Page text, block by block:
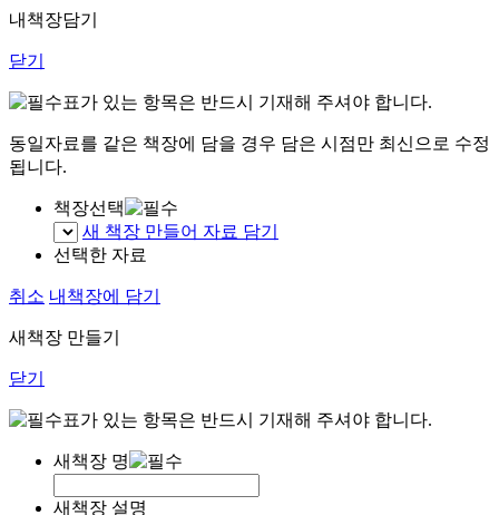
내책장담기
닫기
표가 있는 항목은 반드시 기재해 주셔야 합니다.
동일자료를 같은 책장에 담을 경우 담은 시점만 최신으로 수정
됩니다.
책장선택
새 책장 만들어 자료 담기
선택한 자료
취소 내책장에 담기
새책장 만들기
닫기
표가 있는 항목은 반드시 기재해 주셔야 합니다.
새책장 명
새책장 설명